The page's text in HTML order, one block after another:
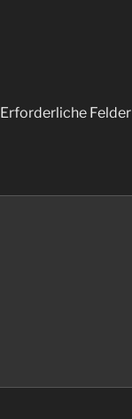
Erforderliche Felder